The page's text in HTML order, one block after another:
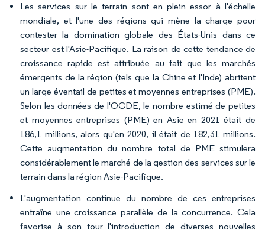
Les services sur le terrain sont en plein essor à l'échelle
mondiale, et l'une des régions qui mène la charge pour
contester la domination globale des États-Unis dans ce
secteur est l'Asie-Pacifique. La raison de cette tendance de
croissance rapide est attribuée au fait que les marchés
émergents de la région (tels que la Chine et l'Inde) abritent
un large éventail de petites et moyennes entreprises (PME).
Selon les données de l'OCDE, le nombre estimé de petites
et moyennes entreprises (PME) en Asie en 2021 était de
186,1 millions, alors qu'en 2020, il était de 182,31 millions.
Cette augmentation du nombre total de PME stimulera
considérablement le marché de la gestion des services sur le
terrain dans la région Asie-Pacifique.
L'augmentation continue du nombre de ces entreprises
entraîne une croissance parallèle de la concurrence. Cela
favorise à son tour l'introduction de diverses nouvelles